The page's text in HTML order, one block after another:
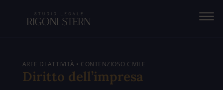
AREE DI ATTIVITÀ • CONTENZIOSO CIVILE
Diritto dell’impresa